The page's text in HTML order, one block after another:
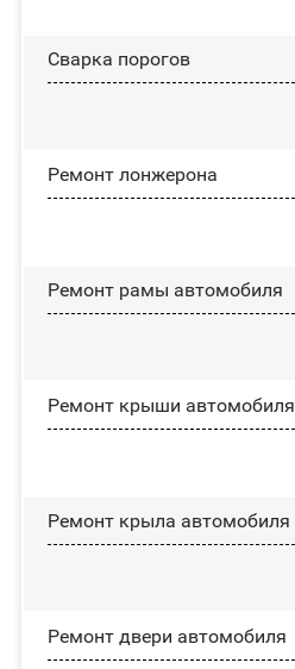
Сварка порогов
Ремонт лонжерона
Ремонт рамы автомобиля
Ремонт крыши автомобиля
Ремонт крыла автомобиля
Ремонт двери автомобиля